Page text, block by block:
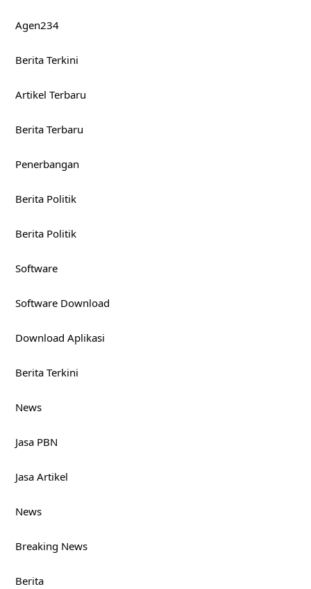
Agen234
Berita Terkini
Artikel Terbaru
Berita Terbaru
Penerbangan
Berita Politik
Berita Politik
Software
Software Download
Download Aplikasi
Berita Terkini
News
Jasa PBN
Jasa Artikel
News
Breaking News
Berita